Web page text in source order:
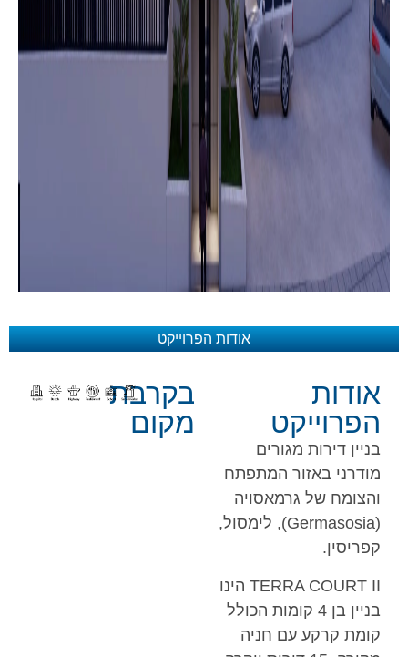
אודות הפרוייקט
אודות
הפרוייקט
בניין דירות מגורים
מודרני באזור המתפתח
והצומח של גרמאסויה
(Germasosia), לימסול,
קפריסין.
TERRA COURT II הינו
בניין בן 4 קומות הכולל
קומת קרקע עם חניה
בקרבת
מקום